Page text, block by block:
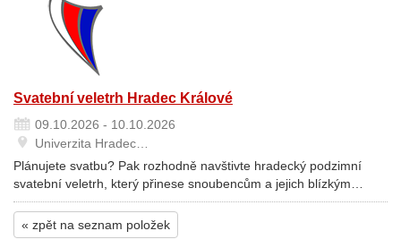
Svatební veletrh Hradec Králové
09.10.2026 - 10.10.2026
Univerzita Hradec…
Plánujete svatbu? Pak rozhodně navštivte hradecký podzimní
svatební veletrh, který přinese snoubencům a jejich blízkým…
« zpět na seznam položek